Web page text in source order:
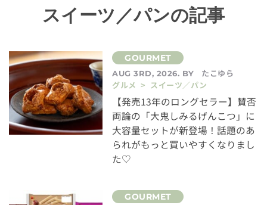
スイーツ／パンの記事
AUG 3RD, 2026. BY
たこゆら
グルメ > スイーツ／パン
【発売13年のロングセラー】賛否
両論の「大鬼しみるげんこつ」に
大容量セットが新登場！話題のあ
られがもっと買いやすくなりまし
た♡